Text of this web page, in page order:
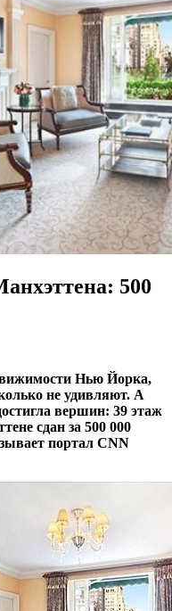
500
Нью Йорка,
не удивляют. А
вершин: 39 этаж
сдан за 500 000
портал CNN